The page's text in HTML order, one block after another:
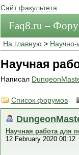
Сайт факультета
Faq8.ru –
На главную > Научно-
Научная
Написал
Список форумов
Научная работа для
12 February 2020 00:12